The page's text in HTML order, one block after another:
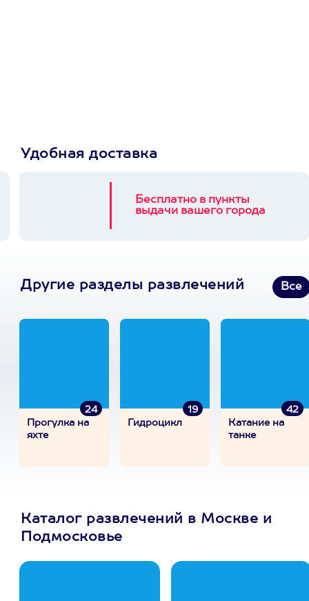
Удобная доставка
Бесплатно в пункты
выдачи вашего города
Другие разделы развлечений Все
24
Прогулка на
яхте
19
Гидроцикл
42
Катание на
танке
Каталог развлечений в Москве и
Подмосковье